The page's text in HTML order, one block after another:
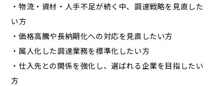
・物流・資材・人手不足が続く中、調達戦略を見直した
い方
・価格高騰や長納期化への対応を見直したい方
・属人化した調達業務を標準化したい方
・仕入先との関係を強化し、選ばれる企業を目指したい
方